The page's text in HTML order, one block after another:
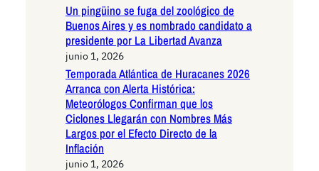
Un pingüino se fuga del zoológico de
Buenos Aires y es nombrado candidato a
presidente por La Libertad Avanza
junio 1, 2026
Temporada Atlántica de Huracanes 2026
Arranca con Alerta Histórica:
Meteorólogos Confirman que los
Ciclones Llegarán con Nombres Más
Largos por el Efecto Directo de la
Inflación
junio 1, 2026